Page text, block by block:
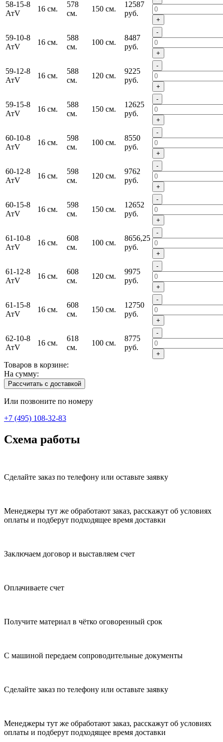
58-15-8
АтV
16 см.
578
см.
150 см.
12587
руб.
+
59-10-8
АтV
16 см.
588
см.
100 см.
8487
руб.
-
+
59-12-8
АтV
16 см.
588
см.
120 см.
9225
руб.
-
+
59-15-8
АтV
16 см.
588
см.
150 см.
12625
руб.
-
+
60-10-8
АтV
16 см.
598
см.
100 см.
8550
руб.
-
+
60-12-8
АтV
16 см.
598
см.
120 см.
9762
руб.
-
+
60-15-8
АтV
16 см.
598
см.
150 см.
12652
руб.
-
+
61-10-8
АтV
16 см.
608
см.
100 см.
8656,25
руб.
-
+
61-12-8
АтV
16 см.
608
см.
120 см.
9975
руб.
-
+
61-15-8
АтV
16 см.
608
см.
150 см.
12750
руб.
-
+
62-10-8
АтV
16 см.
618
см.
100 см.
8775
руб.
-
+
Товаров в корзине:
На сумму:
Рассчитать с доставкой
Или позвоните по номеру
+7 (495) 108-32-83
Схема работы
Сделайте заказ по телефону или оставьте заявку
Менеджеры тут же обработают заказ, расскажут об условиях
оплаты и подберут подходящее время доставки
Заключаем договор и выставляем счет
Оплачиваете счет
Получите материал в чётко оговоренный срок
С машиной передаем сопроводительные документы
Сделайте заказ по телефону или оставьте заявку
Менеджеры тут же обработают заказ, расскажут об условиях
оплаты и подберут подходящее время доставки